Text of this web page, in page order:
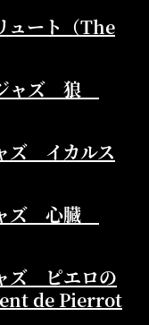
ート（The
ャズ 狼
ズ イカルス
ズ 心臓
ズ ピエロの
de Pierrot